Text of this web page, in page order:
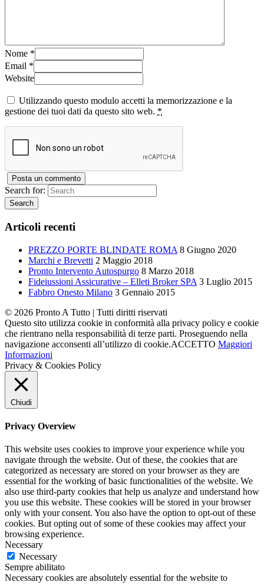
Nome *
Email *
Website
Utilizzando questo modulo accetti la memorizzazione e la
gestione dei tuoi dati da questo sito web. *
Search for:
Articoli recenti
PREZZO PORTE BLINDATE ROMA 8 Giugno 2020
Marchi e Brevetti 2 Maggio 2018
Pronto Intervento Autospurgo 8 Marzo 2018
Fideiussioni Assicurative – Elleti Broker SPA 3 Luglio 2015
Fabbro Onesto Milano 3 Gennaio 2015
© 2026 Pronto A Tutto | Tutti diritti riservati
Questo sito utilizza cookie in conformità alla privacy policy e cookie
che rientrano nella responsabilità di terze parti. Proseguendo nella
navigazione acconsenti all’utilizzo di cookie.ACCETTO Maggiori
Informazioni
Privacy & Cookies Policy
Chiudi
Privacy Overview
This website uses cookies to improve your experience while you
navigate through the website. Out of these, the cookies that are
categorized as necessary are stored on your browser as they are
essential for the working of basic functionalities of the website. We
also use third-party cookies that help us analyze and understand how
you use this website. These cookies will be stored in your browser
only with your consent. You also have the option to opt-out of these
cookies. But opting out of some of these cookies may affect your
browsing experience.
Necessary
Necessary
Sempre abilitato
Necessary cookies are absolutely essential for the website to